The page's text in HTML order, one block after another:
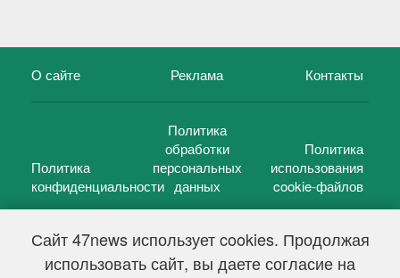
Сайт 47news использует cookies. Продолжая
использовать сайт, вы даете согласие на
О сайте Реклама Контакты
Политика
конфиденциальности
Политика
обработки
персональных
данных
Политика
использования
cookie-файлов
47 новостей (47 news)2005 — 2026 г.